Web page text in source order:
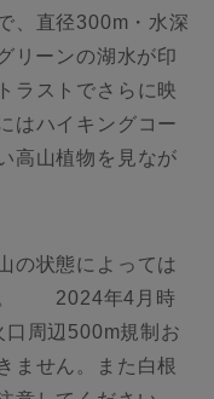
、直径300m・水深
リーンの湖水が印
ラストでさらに映
はハイキングコー
高山植物を見なが
の状態によっては
。 2024年4月時
周辺500m規制お
ません。また白根